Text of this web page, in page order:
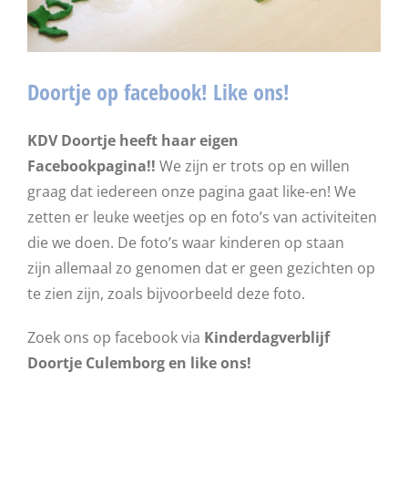
Doortje op facebook! Like ons!
KDV Doortje heeft haar eigen
Facebookpagina!! We zijn er trots op en willen
graag dat iedereen onze pagina gaat like-en! We
zetten er leuke weetjes op en foto’s van activiteiten
die we doen. De foto’s waar kinderen op staan
zijn allemaal zo genomen dat er geen gezichten op
te zien zijn, zoals bijvoorbeeld deze foto.
Zoek ons op facebook via Kinderdagverblijf
Doortje Culemborg en like ons!